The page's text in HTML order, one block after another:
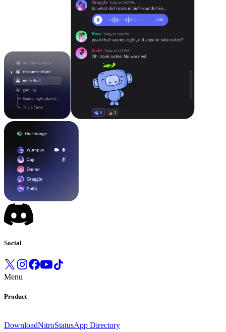
Social
Menu
Product
DownloadNitroStatusApp Directory